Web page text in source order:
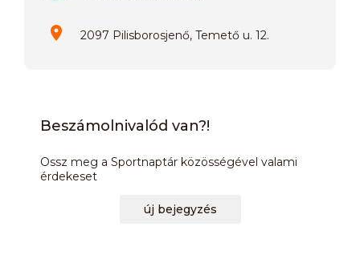
2097 Pilisborosjenő, Temető u. 12.
Beszámolnivalód van?!
Ossz meg a Sportnaptár közösségével valami
érdekeset
új bejegyzés